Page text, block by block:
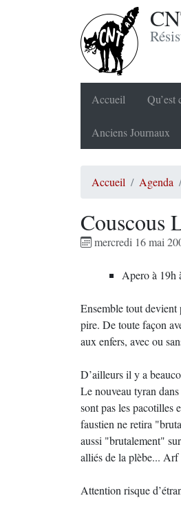
Accueil
Anciens Journaux
Accueil Agenda
Couscous
mercredi 16 mai
Apero à 19h
Ensemble tout
pire. De toute façon
aux enfers, avec ou
D’ailleurs il y a
Le nouveau tyran
sont pas les pacotilles
faustien ne retira
aussi "brutalement"
alliés de la plèbe...
Attention risque